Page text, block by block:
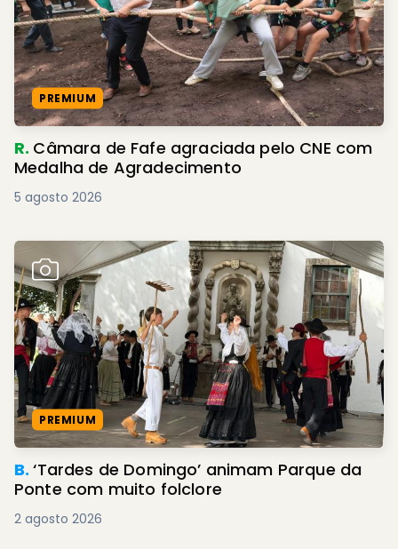
PREMIUM
R. Câmara de Fafe agraciada pelo CNE com
Medalha de Agradecimento
5 agosto 2026
PREMIUM
B.‘Tardes de Domingo’ animam Parque da
Ponte com muito folclore
2 agosto 2026